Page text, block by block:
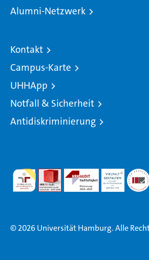
Alumni-Netzwerk
Kontakt
Campus-Karte
UHHApp
Notfall & Sicherheit
Antidiskriminierung
© 2026 Universität Hamburg. Alle